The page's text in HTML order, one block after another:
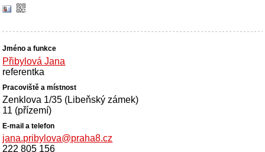
Přibylová Jana
referentka
Zenklova 1/35 (Libeňský zámek)
11 (přízemí)
jana.pribylova@praha8.cz
222 805 156